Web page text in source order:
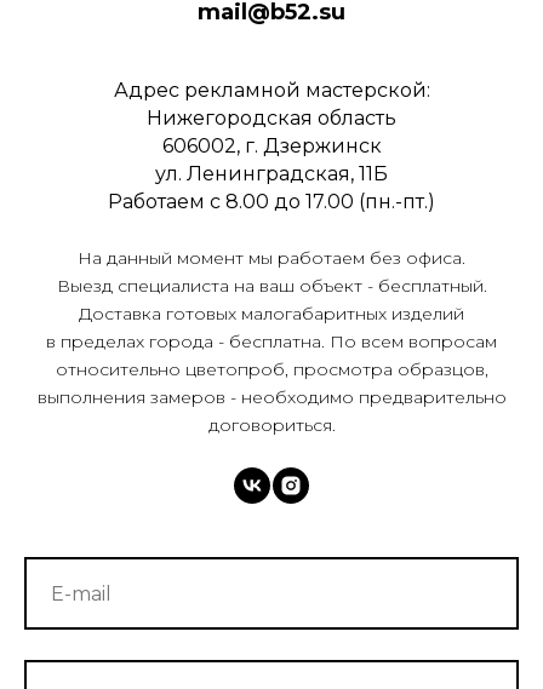
mail@b52.su
Адрес рекламной мастерской:
Нижегородская область
606002, г. Дзержинск
ул. Ленинградская, 11Б
Работаем с 8.00 до 17.00 (пн.-пт.)
На данный момент мы работаем без офиса.
Выезд специалиста на ваш объект - бесплатный.
Доставка готовых малогабаритных изделий
в пределах города - бесплатна. По всем вопросам
относительно цветопроб, просмотра образцов,
выполнения замеров - необходимо предварительно
договориться.